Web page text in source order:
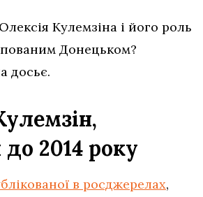
Кулемзіна і його роль
Донецьком?
досьє.
до 2014 року
в росджерелах,